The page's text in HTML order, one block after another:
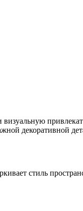
визуальную
декоративной
стиль